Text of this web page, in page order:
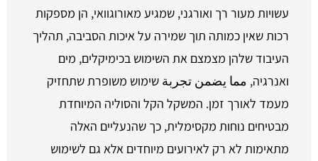
עשויות מעור רך ואורגני, שמגיע מאורוגוואי, הן מספקות
רכות שאין כמותה תוך שמירה על איכות הסביבה, תהליך
העיבוד שלהן מצמצם את השימוש בכימיקלים, מים
ואנרגיה, مما يضمن تجربة שימוש משופרת שתחזיק
מעמד לאורך זמן. המשקל הקל והסוליה המיוחדת
מבטיחים נוחות מקסימלית, כך שהנעליים האלה
מתאימות לא רק לאירועים מיוחדים אלא גם לשימוש